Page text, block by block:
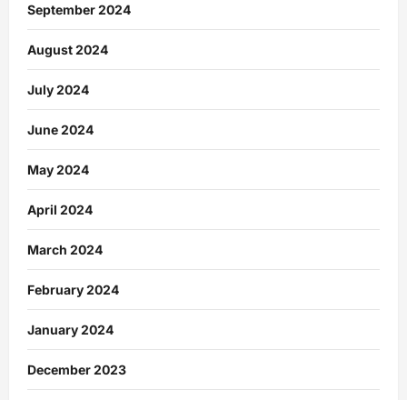
September 2024
August 2024
July 2024
June 2024
May 2024
April 2024
March 2024
February 2024
January 2024
December 2023